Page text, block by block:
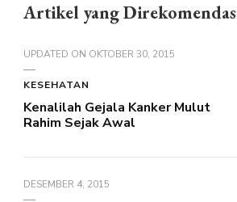
Artikel yang
UPDATED ON OKTOBER 30, 2015
KESEHATAN
Kenalilah Gejala Kanker Mulut
Rahim Sejak Awal
DESEMBER 4, 2015